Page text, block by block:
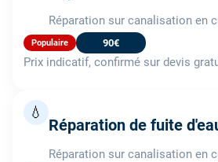
Réparation sur canalisation en
Populaire 90€
Prix indicatif, confirmé sur devis
💧
Réparation de fuite
Réparation sur canalisation en